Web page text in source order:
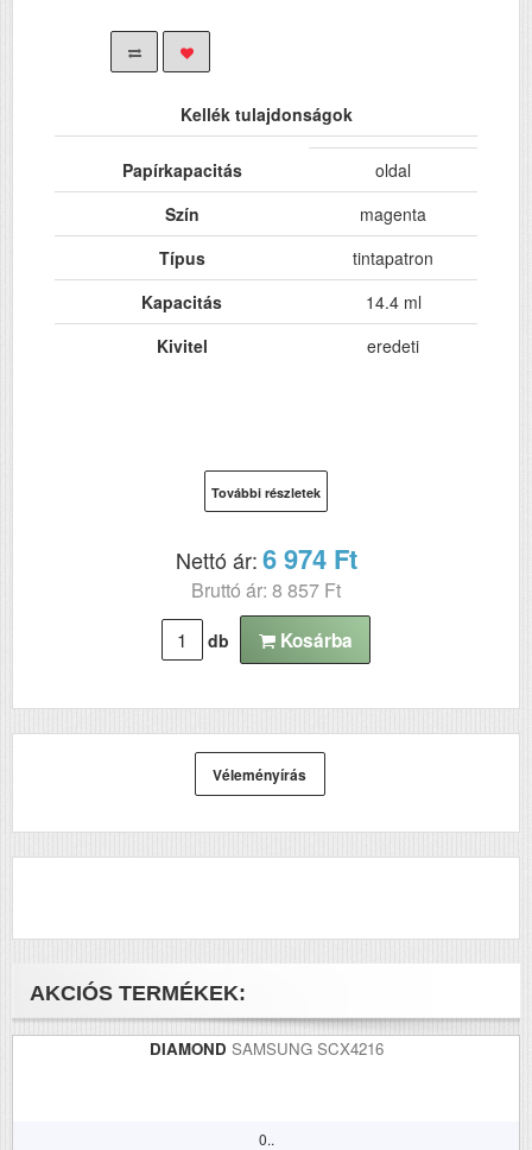
Kellék tulajdonságok
Papírkapacitás
oldal
Szín
magenta
Típus
tintapatron
Kapacitás
14.4 ml
Kivitel
eredeti
További részletek
Nettó ár:6 974 Ft
Bruttó ár: 8 857 Ft
db Kosárba
Véleményírás
AKCIÓS TERMÉKEK:
DIAMOND SAMSUNG SCX4216
0..